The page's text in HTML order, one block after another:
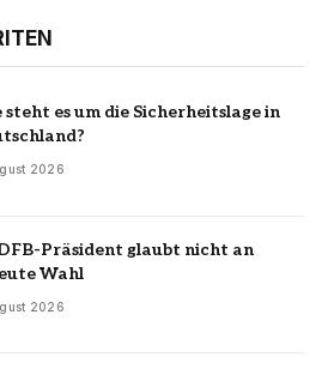
steht es um die Sicherheitslage in
2026
Präsident glaubt nicht an
Wahl
2026